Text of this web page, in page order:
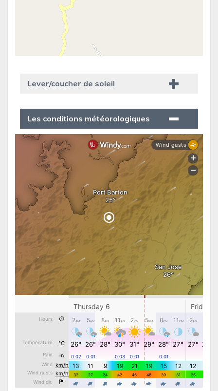
Lever/coucher de soleil
Les conditions météorologiques